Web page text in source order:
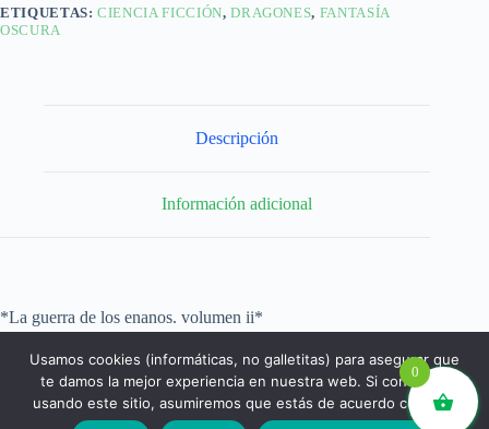
ETIQUETAS:CIENCIA FICCIÓN,DRAGONES, FANTASÍA
OSCURA
Descripción
Información adicional
*La guerra de los enanos. volumen ii*
0
Usamos cookies (informáticas, no galletitas) para asegurar que
te damos la mejor experiencia en nuestra web. Si continúas
usando este sitio, asumiremos que estás de acuerdo con ello.